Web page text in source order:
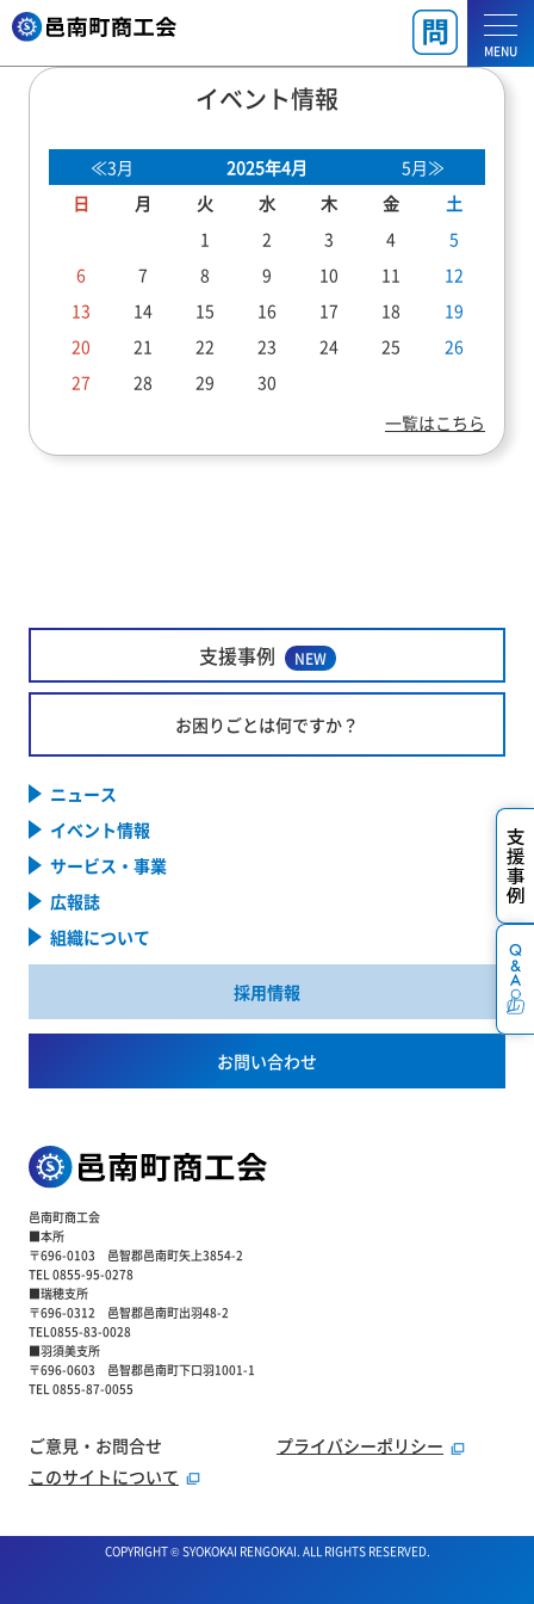
MENU
イベント情報
≪3月 2025年4月
5月≫
日
月 火 水 木 金
土
1
2 3 4
5
6
7 8 9 10 11
12
13
14 15 16 17 18
19
20
21 22 23 24 25
26
27
28 29
30
一覧はこちら
支援事例 NEW
お困りごとは何ですか？
ニュース
イベント情報
サービス・事業
広報誌
組織について
採用情報
お問い合わせ
邑南町商工会
■本所
〒696-0103 邑智郡邑南町矢上3854-2
TEL 0855-95-0278
■瑞穂支所
〒696-0312 邑智郡邑南町出羽48-2
TEL0855-83-0028
■羽須美支所
〒696-0603 邑智郡邑南町下口羽1001-1
TEL 0855-87-0055
ご意見・お問合せ
プライバシーポリシー
このサイトについて
COPYRIGHT © SYOKOKAI RENGOKAI. ALL RIGHTS RESERVED.